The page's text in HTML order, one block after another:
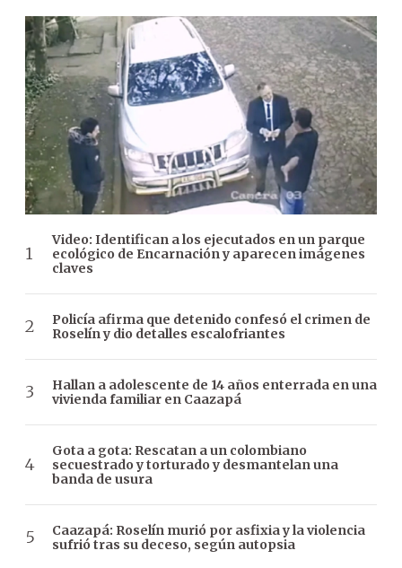
Video: Identifican a los ejecutados en un parque
ecológico de Encarnación y aparecen imágenes
claves
Policía afirma que detenido confesó el crimen de
Roselín y dio detalles escalofriantes
Hallan a adolescente de 14 años enterrada en una
vivienda familiar en Caazapá
Gota a gota: Rescatan a un colombiano
secuestrado y torturado y desmantelan una
banda de usura
Caazapá: Roselín murió por asfixia y la violencia
sufrió tras su deceso, según autopsia